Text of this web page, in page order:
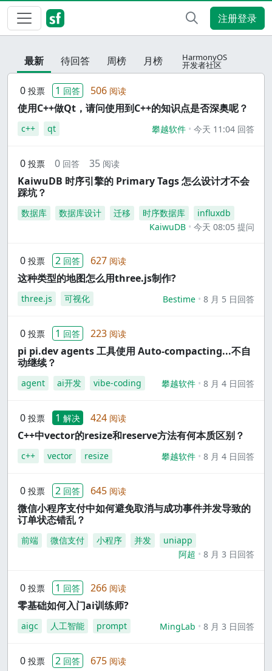
注册登录
最新 待回答 周榜 月榜 HarmonyOS
开发者社区
0 投票 1 回答 506 阅读
使用C++做Qt，请问使用到C++的知识点是否深奥呢？
c++ qt 攀越软件 今天 11:04 回答
0 投票 0 回答 35 阅读
KaiwuDB 时序引擎的 Primary Tags 怎么设计才不会
踩坑？
数据库 数据库设计 迁移 时序数据库
influxdb
KaiwuDB
今天 08:05 提问
0 投票 2 回答 627 阅读
这种类型的地图怎么用three.js制作?
three.js 可视化 Bestime 8 月 5 日回答
0 投票 1 回答 223 阅读
pi pi.dev agents 工具使用 Auto-compacting...不自
动继续？
agent ai开发 vibe-coding 攀越软件 8 月 4 日回答
0 投票 1 解决 424 阅读
C++中vector的resize和reserve方法有何本质区别？
c++ vector resize 攀越软件 8 月 4 日回答
0 投票 2 回答 645 阅读
微信小程序支付中如何避免取消与成功事件并发导致的
订单状态错乱？
前端 微信支付 小程序 并发
uniapp
阿超
8 月 3 日回答
0 投票 1 回答 266 阅读
零基础如何入门ai训练师?
aigc 人工智能 prompt MingLab 8 月 3 日回答
0 投票 2 回答 675 阅读